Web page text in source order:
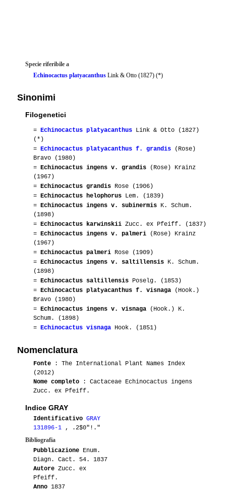
Specie riferibile a
Echinocactus platyacanthus Link & Otto (1827) (*)
Sinonimi
Filogenetici
= Echinocactus platyacanthus Link & Otto (1827)
(*)
= Echinocactus platyacanthus f. grandis (Rose)
Bravo (1980)
= Echinocactus ingens v. grandis (Rose) Krainz
(1967)
= Echinocactus grandis Rose (1906)
= Echinocactus helophorus Lem. (1839)
= Echinocactus ingens v. subinermis K. Schum.
(1898)
= Echinocactus karwinskii Zucc. ex Pfeiff. (1837)
= Echinocactus ingens v. palmeri (Rose) Krainz
(1967)
= Echinocactus palmeri Rose (1909)
= Echinocactus ingens v. saltillensis K. Schum.
(1898)
= Echinocactus saltillensis Poselg. (1853)
= Echinocactus platyacanthus f. visnaga (Hook.)
Bravo (1980)
= Echinocactus ingens v. visnaga (Hook.) K.
Schum. (1898)
= Echinocactus visnaga Hook. (1851)
Nomenclatura
Fonte : The International Plant Names Index
(2012)
Nome completo : Cactaceae Echinocactus ingens
Zucc. ex Pfeiff.
Indice GRAY
Identificativo GRAY
131896-1 , .2$0"!."
Bibliografia
Pubblicazione Enum.
Diagn. Cact. 54. 1837
Autore Zucc. ex
Pfeiff.
Anno 1837